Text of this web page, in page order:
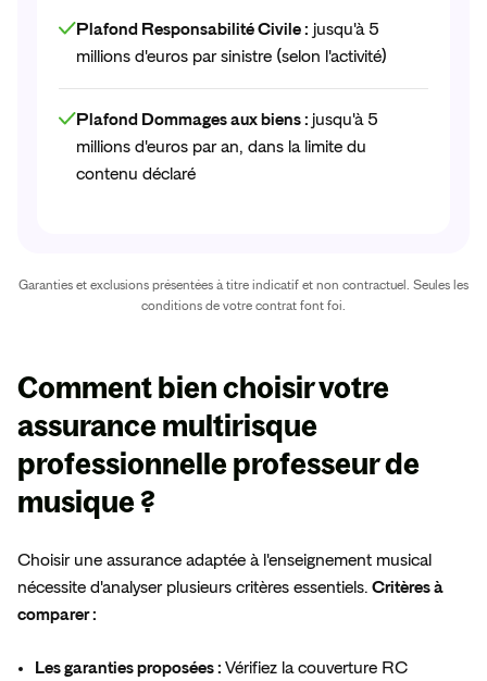
Plafond Responsabilité Civile : jusqu'à 5
millions d'euros par sinistre (selon l'activité)
Plafond Dommages aux biens : jusqu'à 5
millions d'euros par an, dans la limite du
contenu déclaré
Garanties et exclusions présentées à titre indicatif et non contractuel. Seules les
conditions de votre contrat font foi.
Commentbien choisir votre
assurance multirisque
professionnelleprofesseur de
musique ?
Choisir une assurance adaptée à l'enseignement musical
nécessite d'analyser plusieurs critères essentiels. Critères à
comparer :
Les garanties proposées : Vérifiez la couverture RC